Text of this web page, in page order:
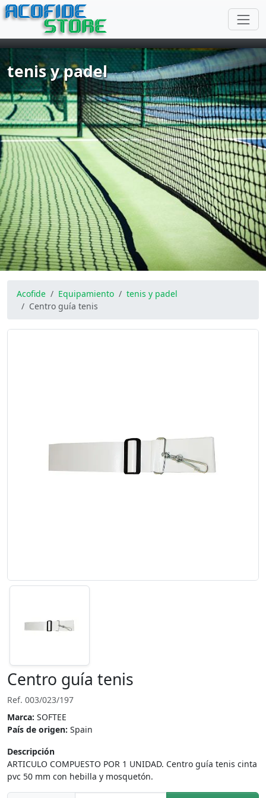
ACOFIDE
STORE
tenis y padel
Acofide Equipamiento
tenis y padel
Centro guía tenis
Centro guía tenis
Ref. 003/023/197
Marca: SOFTEE
País de origen: Spain
Descripción
ARTICULO COMPUESTO POR 1 UNIDAD. Centro guía tenis cinta
pvc 50 mm con hebilla y mosquetón.